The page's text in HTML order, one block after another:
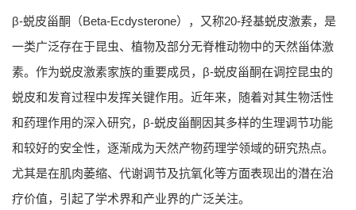
β-蜕皮甾酮（Beta-Ecdysterone），又称20-羟基蜕皮激素，是
一类广泛存在于昆虫、植物及部分无脊椎动物中的天然甾体激
素。作为蜕皮激素家族的重要成员，β-蜕皮甾酮在调控昆虫的
蜕皮和发育过程中发挥关键作用。近年来，随着对其生物活性
和药理作用的深入研究，β-蜕皮甾酮因其多样的生理调节功能
和较好的安全性，逐渐成为天然产物药理学领域的研究热点。
尤其是在肌肉萎缩、代谢调节及抗氧化等方面表现出的潜在治
疗价值，引起了学术界和产业界的广泛关注。